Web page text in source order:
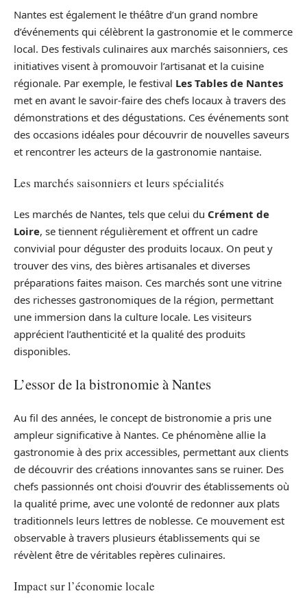
Nantes est également le théâtre d’un grand nombre
d’événements qui célèbrent la gastronomie et le commerce
local. Des festivals culinaires aux marchés saisonniers, ces
initiatives visent à promouvoir l’artisanat et la cuisine
régionale. Par exemple, le festival Les Tables de Nantes
met en avant le savoir-faire des chefs locaux à travers des
démonstrations et des dégustations. Ces événements sont
des occasions idéales pour découvrir de nouvelles saveurs
et rencontrer les acteurs de la gastronomie nantaise.
Les marchés saisonniers et leurs spécialités
Les marchés de Nantes, tels que celui du Crément de
Loire, se tiennent régulièrement et offrent un cadre
convivial pour déguster des produits locaux. On peut y
trouver des vins, des bières artisanales et diverses
préparations faites maison. Ces marchés sont une vitrine
des richesses gastronomiques de la région, permettant
une immersion dans la culture locale. Les visiteurs
apprécient l’authenticité et la qualité des produits
disponibles.
L’essor de la bistronomie à Nantes
Au fil des années, le concept de bistronomie a pris une
ampleur significative à Nantes. Ce phénomène allie la
gastronomie à des prix accessibles, permettant aux clients
de découvrir des créations innovantes sans se ruiner. Des
chefs passionnés ont choisi d’ouvrir des établissements où
la qualité prime, avec une volonté de redonner aux plats
traditionnels leurs lettres de noblesse. Ce mouvement est
observable à travers plusieurs établissements qui se
révèlent être de véritables repères culinaires.
Impact sur l’économie locale